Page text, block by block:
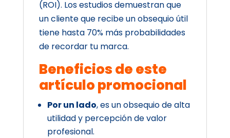
(ROI). Los estudios demuestran que
un cliente que recibe un obsequio útil
tiene hasta 70% más probabilidades
de recordar tu marca.
Beneficios de este
artículo promocional
Por un lado, es un obsequio de alta
utilidad y percepción de valor
profesional.